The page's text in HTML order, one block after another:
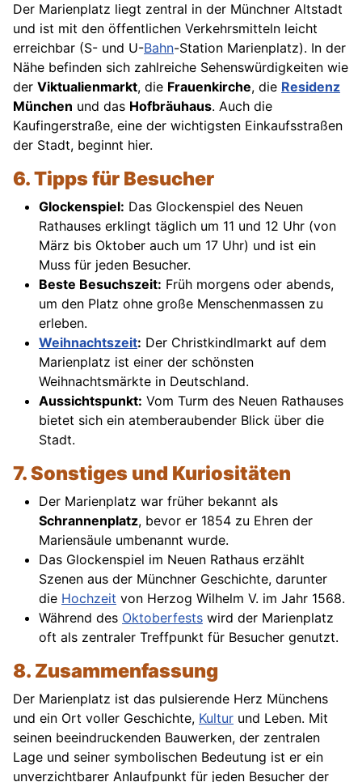
Der Marienplatz liegt zentral in der Münchner Altstadt
und ist mit den öffentlichen Verkehrsmitteln leicht
erreichbar (S- und U-Bahn-Station Marienplatz). In der
Nähe befinden sich zahlreiche Sehenswürdigkeiten wie
der Viktualienmarkt, die Frauenkirche, die Residenz
München und das Hofbräuhaus. Auch die
Kaufingerstraße, eine der wichtigsten Einkaufsstraßen
der Stadt, beginnt hier.
6. Tipps für Besucher
Glockenspiel: Das Glockenspiel des Neuen
Rathauses erklingt täglich um 11 und 12 Uhr (von
März bis Oktober auch um 17 Uhr) und ist ein
Muss für jeden Besucher.
Beste Besuchszeit: Früh morgens oder abends,
um den Platz ohne große Menschenmassen zu
erleben.
Weihnachtszeit: Der Christkindlmarkt auf dem
Marienplatz ist einer der schönsten
Weihnachtsmärkte in Deutschland.
Aussichtspunkt: Vom Turm des Neuen Rathauses
bietet sich ein atemberaubender Blick über die
Stadt.
7. Sonstiges und Kuriositäten
Der Marienplatz war früher bekannt als
Schrannenplatz, bevor er 1854 zu Ehren der
Mariensäule umbenannt wurde.
Das Glockenspiel im Neuen Rathaus erzählt
Szenen aus der Münchner Geschichte, darunter
die Hochzeit von Herzog Wilhelm V. im Jahr 1568.
Während des Oktoberfests wird der Marienplatz
oft als zentraler Treffpunkt für Besucher genutzt.
8. Zusammenfassung
Der Marienplatz ist das pulsierende Herz Münchens
und ein Ort voller Geschichte, Kultur und Leben. Mit
seinen beeindruckenden Bauwerken, der zentralen
Lage und seiner symbolischen Bedeutung ist er ein
unverzichtbarer Anlaufpunkt für jeden Besucher der